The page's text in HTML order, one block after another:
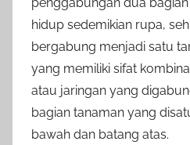
hidup sedemikian rupa,
bergabung menjadi satu
yang memiliki sifat
atau jaringan yang
bagian tanaman yang
bawah dan batang atas.